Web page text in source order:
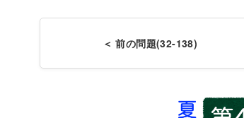
〇
＜ 前の問題(32-138)